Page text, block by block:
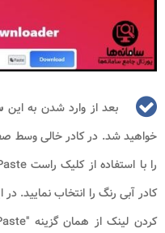
بعد از وارد شدن به این
خواهید شد. در کادر خالی وسط
کادر آبی رنگ را انتخاب نمایید.